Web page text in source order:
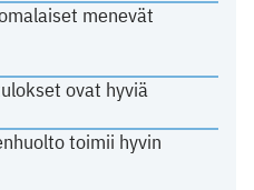
menevät
ovat hyviä
toimii hyvin